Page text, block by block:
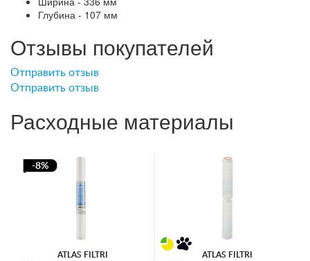
Глубина - 107 мм
Отзывы покупателей
Отправить отзыв
Отправить отзыв
Расходные материалы
-8%
ATLAS FILTRI ATLAS FILTRI